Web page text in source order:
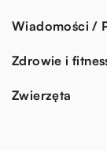
Wiadomości /
Zdrowie i
Zwierzęta